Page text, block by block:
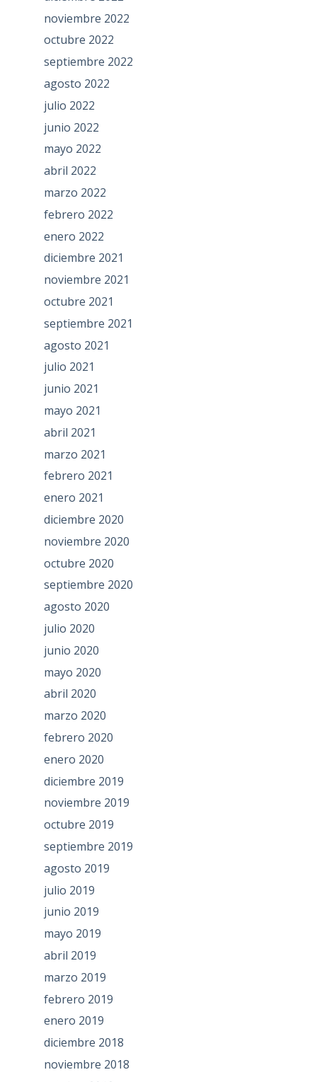
noviembre 2022
octubre 2022
septiembre 2022
agosto 2022
julio 2022
junio 2022
mayo 2022
abril 2022
marzo 2022
febrero 2022
enero 2022
diciembre 2021
noviembre 2021
octubre 2021
septiembre 2021
agosto 2021
julio 2021
junio 2021
mayo 2021
abril 2021
marzo 2021
febrero 2021
enero 2021
diciembre 2020
noviembre 2020
octubre 2020
septiembre 2020
agosto 2020
julio 2020
junio 2020
mayo 2020
abril 2020
marzo 2020
febrero 2020
enero 2020
diciembre 2019
noviembre 2019
octubre 2019
septiembre 2019
agosto 2019
julio 2019
junio 2019
mayo 2019
abril 2019
marzo 2019
febrero 2019
enero 2019
diciembre 2018
noviembre 2018